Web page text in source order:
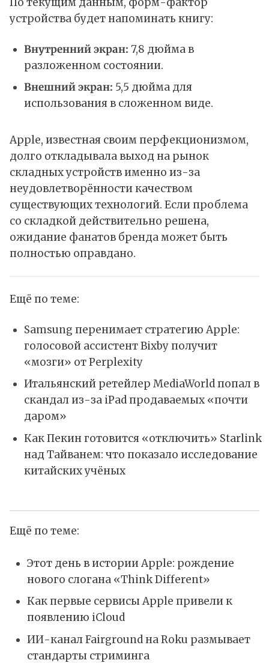
устройства будет напоминать книгу:
Внутренний экран: 7,8 дюйма в
разложенном состоянии.
Внешний экран: 5,5 дюйма для
использования в сложенном виде.​
Apple, известная своим перфекционизмом,
долго откладывала выход на рынок
складных устройств именно из-за
неудовлетворённости качеством
существующих технологий. Если проблема
со складкой действительно решена,
ожидание фанатов бренда может быть
полностью оправдано.​
Ещё по теме:
Samsung перенимает стратегию Apple:
голосовой ассистент Bixby получит
«мозги» от Perplexity
Итальянский ретейлер MediaWorld попал в
скандал из-за iPad продаваемых «почти
даром»
Как Пекин готовится «отключить» Starlink
над Тайванем: что показало исследование
китайских учёных
Ещё по теме:
Этот день в истории Apple: рождение
нового слогана «Think Different»
Как первые сервисы Apple привели к
появлению iCloud
ИИ-канал Fairground на Roku размывает
стандарты стриминга